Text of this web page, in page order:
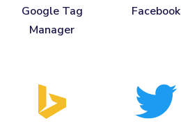
Google Tag
Manager
Facebook